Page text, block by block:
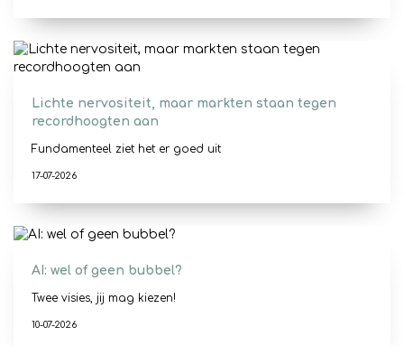
Lichte nervositeit, maar markten staan tegen
recordhoogten aan
Fundamenteel ziet het er goed uit
17-07-2026
AI: wel of geen bubbel?
Twee visies, jij mag kiezen!
10-07-2026